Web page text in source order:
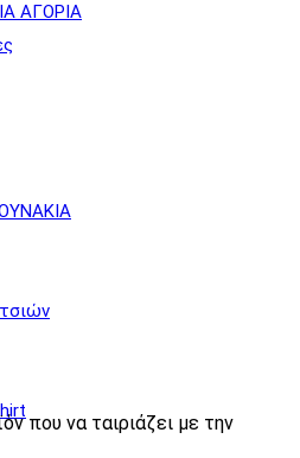
ΑΓΟΡΙΑ
που να ταιριάζει με την